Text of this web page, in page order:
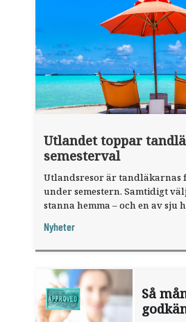
Utlandet toppar
semesterval
Utlandsresor är tandläkarnas
under semestern. Samtidigt
stanna hemma – och en av sju
fråga".
Nyheter
Så